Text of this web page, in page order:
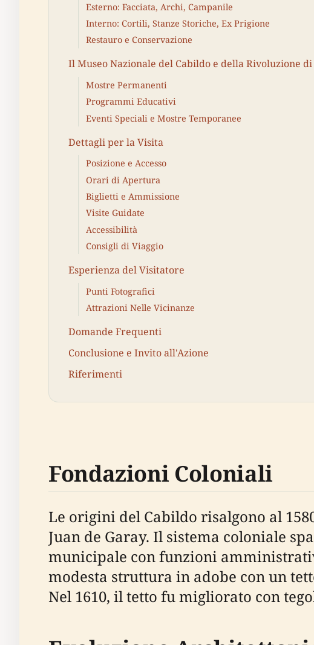
Esterno: Facciata, Archi, Campanile
Interno: Cortili, Stanze Storiche, Ex Prigione
Restauro e Conservazione
Il Museo Nazionale del Cabildo e della Rivoluzione
Mostre Permanenti
Programmi Educativi
Eventi Speciali e Mostre Temporanee
Dettagli per la Visita
Posizione e Accesso
Orari di Apertura
Biglietti e Ammissione
Visite Guidate
Accessibilità
Consigli di Viaggio
Esperienza del Visitatore
Punti Fotografici
Attrazioni Nelle Vicinanze
Domande Frequenti
Conclusione e Invito all'Azione
Riferimenti
Fondazioni Coloniali
Le origini del Cabildo risalgono al
Juan de Garay. Il sistema coloniale
municipale con funzioni
modesta struttura in adobe con un
Nel 1610, il tetto fu migliorato con